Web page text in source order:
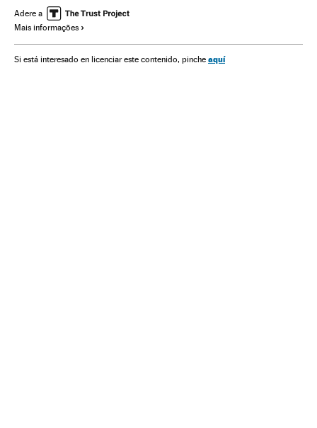
Atentados terroristas Oceanos e mares
Espaços naturais
Adere a
Mais informações
Si está interesado en licenciar este contenido, pinche aquí